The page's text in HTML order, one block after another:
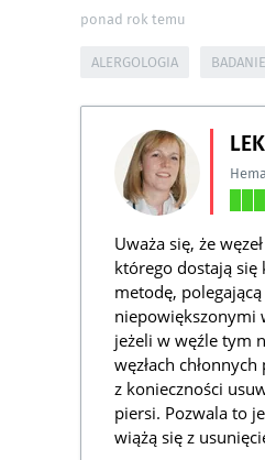
ponad rok temu
ALERGOLOGIA
Uważa się, że
którego dostają
metodę,
niepowiększonymi
jeżeli w węźle tym
węzłach
z konieczności
piersi. Pozwala to
wiążą się z